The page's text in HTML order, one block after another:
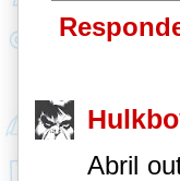
Abril